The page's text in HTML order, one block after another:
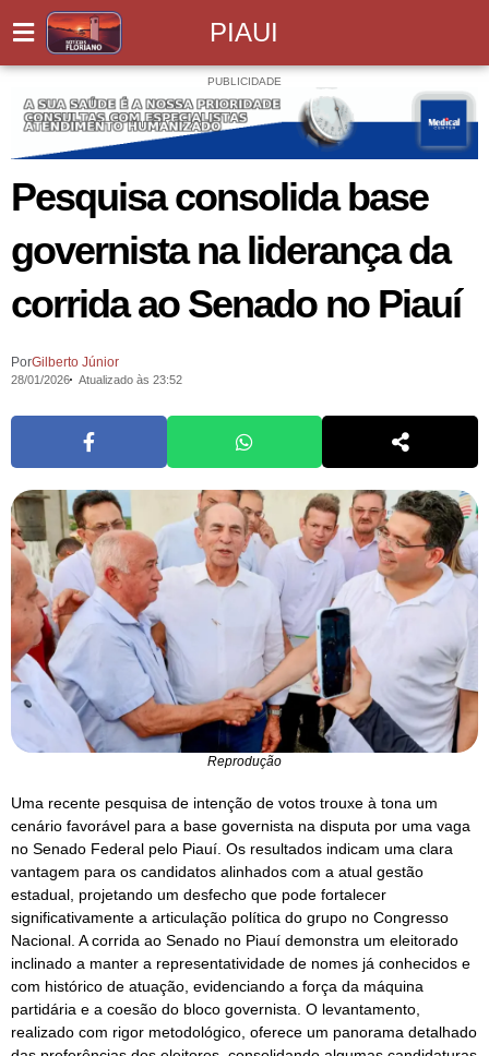
PIAUI
PUBLICIDADE
Pesquisa consolida base
governista na liderança da
corrida ao Senado no Piauí
PorGilberto Júnior
28/01/2026 Atualizado às 23:52
Reprodução
Uma recente pesquisa de intenção de votos trouxe à tona um
cenário favorável para a base governista na disputa por uma vaga
no Senado Federal pelo Piauí. Os resultados indicam uma clara
vantagem para os candidatos alinhados com a atual gestão
estadual, projetando um desfecho que pode fortalecer
significativamente a articulação política do grupo no Congresso
Nacional. A corrida ao Senado no Piauí demonstra um eleitorado
inclinado a manter a representatividade de nomes já conhecidos e
com histórico de atuação, evidenciando a força da máquina
partidária e a coesão do bloco governista. O levantamento,
realizado com rigor metodológico, oferece um panorama detalhado